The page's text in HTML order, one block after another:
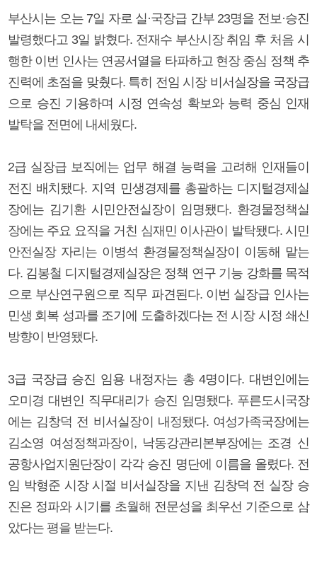
부산시는 오는 7일 자로 실·국장급 간부 23명을 전보·승진
발령했다고 3일 밝혔다. 전재수 부산시장 취임 후 처음 시
행한 이번 인사는 연공서열을 타파하고 현장 중심 정책 추
진력에 초점을 맞췄다. 특히 전임 시장 비서실장을 국장급
으로 승진 기용하며 시정 연속성 확보와 능력 중심 인재
발탁을 전면에 내세웠다.
2급 실장급 보직에는 업무 해결 능력을 고려해 인재들이
전진 배치됐다. 지역 민생경제를 총괄하는 디지털경제실
장에는 김기환 시민안전실장이 임명됐다. 환경물정책실
장에는 주요 요직을 거친 심재민 이사관이 발탁됐다. 시민
안전실장 자리는 이병석 환경물정책실장이 이동해 맡는
다. 김봉철 디지털경제실장은 정책 연구 기능 강화를 목적
으로 부산연구원으로 직무 파견된다. 이번 실장급 인사는
민생 회복 성과를 조기에 도출하겠다는 전 시장 시정 쇄신
방향이 반영됐다.
3급 국장급 승진 임용 내정자는 총 4명이다. 대변인에는
오미경 대변인 직무대리가 승진 임명됐다. 푸른도시국장
에는 김창덕 전 비서실장이 내정됐다. 여성가족국장에는
김소영 여성정책과장이, 낙동강관리본부장에는 조경 신
공항사업지원단장이 각각 승진 명단에 이름을 올렸다. 전
임 박형준 시장 시절 비서실장을 지낸 김창덕 전 실장 승
진은 정파와 시기를 초월해 전문성을 최우선 기준으로 삼
았다는 평을 받는다.